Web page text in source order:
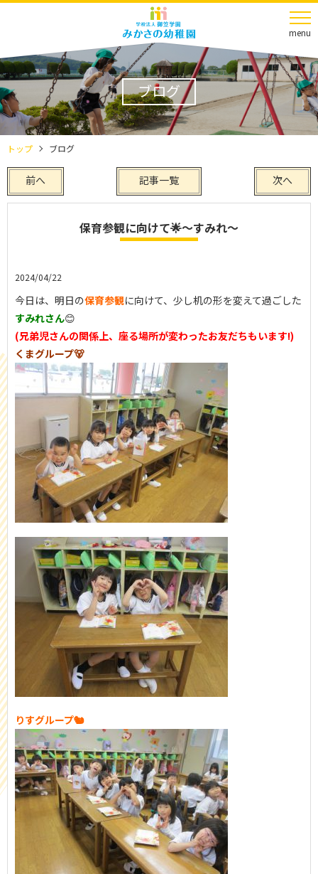
menu
ブログ
トップ ブログ
前へ 次へ
記事一覧
保育参観に向けて🌟～すみれ～
2024/04/22
今日は、明日の保育参観に向けて、少し机の形を変えて過ごした
すみれさん😊
(兄弟児さんの関係上、座る場所が変わったお友だちもいます!)
くまグループ🐻
りすグループ🐿️